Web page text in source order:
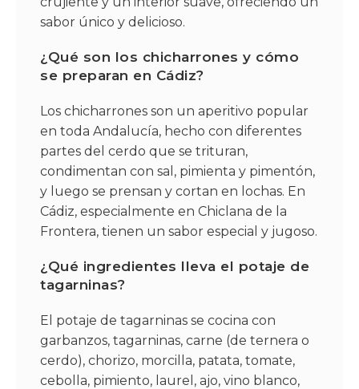
sabor único y delicioso.
¿Qué son los chicharrones y cómo
se preparan en Cádiz?
Los chicharrones son un aperitivo popular
en toda Andalucía, hecho con diferentes
partes del cerdo que se trituran,
condimentan con sal, pimienta y pimentón,
y luego se prensan y cortan en lochas. En
Cádiz, especialmente en Chiclana de la
Frontera, tienen un sabor especial y jugoso.
¿Qué ingredientes lleva el potaje de
tagarninas?
El potaje de tagarninas se cocina con
garbanzos, tagarninas, carne (de ternera o
cerdo), chorizo, morcilla, patata, tomate,
cebolla, pimiento, laurel, ajo, vino blanco,